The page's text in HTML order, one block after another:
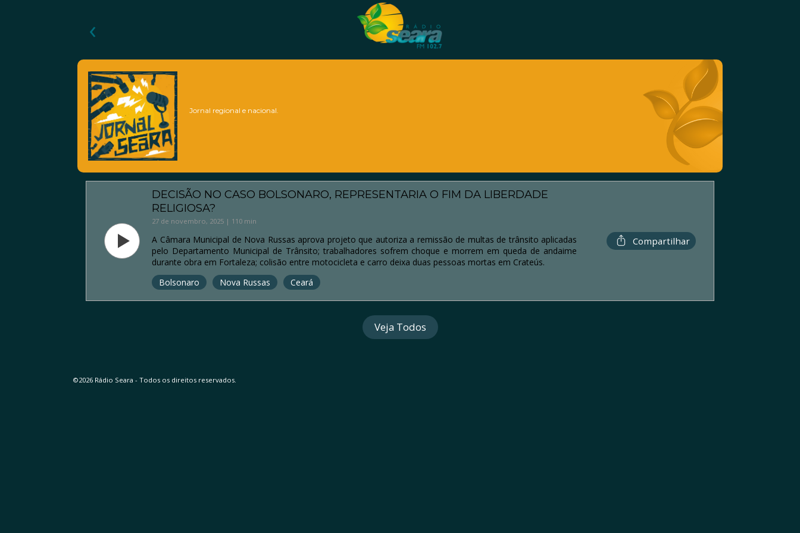
‹
Jornal regional e nacional.
DECISÃO NO CASO BOLSONARO, REPRESENTARIA O FIM DA LIBERDADE
RELIGIOSA?
27 de novembro, 2025 | 110 min
A Câmara Municipal de Nova Russas aprova projeto que autoriza a remissão de multas de trânsito aplicadas
pelo Departamento Municipal de Trânsito; trabalhadores sofrem choque e morrem em queda de andaime
durante obra em Fortaleza; colisão entre motocicleta e carro deixa duas pessoas mortas em Crateús.
Bolsonaro
Nova Russas Ceará
Compartilhar
Veja Todos
©2026 Rádio Seara - Todos os direitos reservados.